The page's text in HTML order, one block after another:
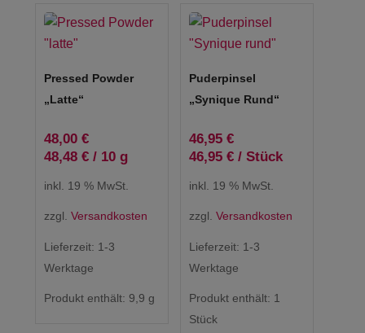
Pressed Powder
„latte“
48,00 €
48,48 €/ 10 g
inkl. 19 % MwSt.
zzgl. Versandkosten
Lieferzeit: 1-3
Werktage
Produkt enthält: 9,9 g
Puderpinsel
„Synique Rund“
46,95 €
46,95 €/ Stück
inkl. 19 % MwSt.
zzgl. Versandkosten
Lieferzeit: 1-3
Werktage
Produkt enthält: 1
Stück